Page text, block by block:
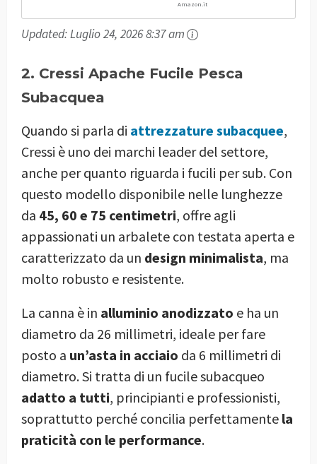
Amazon.it
Updated:Luglio 24, 2026 8:37 am
2. Cressi Apache Fucile Pesca
Subacquea
Quando si parla di attrezzature subacquee,
Cressi è uno dei marchi leader del settore,
anche per quanto riguarda i fucili per sub. Con
questo modello disponibile nelle lunghezze
da 45, 60 e 75 centimetri, offre agli
appassionati un arbalete con testata aperta e
caratterizzato da un design minimalista, ma
molto robusto e resistente.
La canna è in alluminio anodizzato e ha un
diametro da 26 millimetri, ideale per fare
posto a un’asta in acciaio da 6 millimetri di
diametro. Si tratta di un fucile subacqueo
adatto a tutti, principianti e professionisti,
soprattutto perché concilia perfettamente la
praticità con le performance.